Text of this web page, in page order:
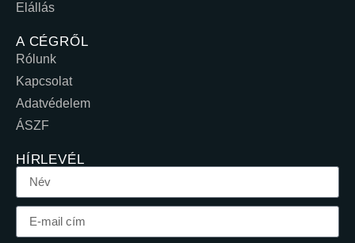
Elállás
A CÉGRŐL
Rólunk
Kapcsolat
Adatvédelem
ÁSZF
HÍRLEVÉL